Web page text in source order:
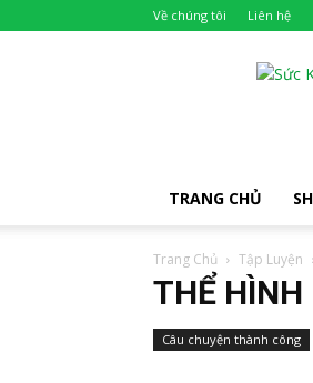
Về chúng tôi Liên hệ
TRANG CHỦ
Trang Chủ Tập Luyện
THỂ HÌNH
Câu chuyện thành công